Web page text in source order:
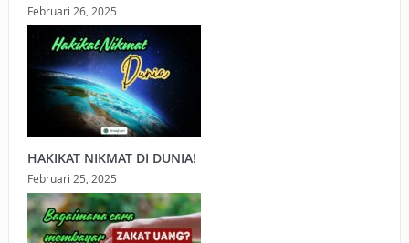
Februari 26, 2025
HAKIKAT NIKMAT DI DUNIA!
Februari 25, 2025